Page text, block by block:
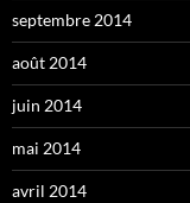
septembre 2014
août 2014
juin 2014
mai 2014
avril 2014